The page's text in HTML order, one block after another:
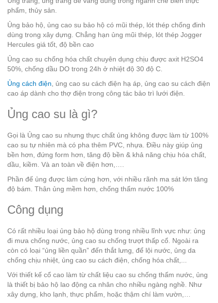
phẩm, thủy sản.
Ủng bảo hộ, ủng cao su bảo hộ có mũi thép, lót thép chống đinh
dùng trong xây dựng. Chẳng hạn ủng mũi thép, lót thép Jogger
Hercules giá tốt, độ bền cao
Ủng cao su chống hóa chất chuyên dụng chịu được axit H2SO4
50%, chống dầu DO trong 24h ở nhiệt độ 30 độ C.
Ủng cách điện , ủng cao su cách điện hạ áp, ủng cao su cách điện
cao áp dành cho thợ điện trong công tác bảo trì lưới điện.
Ủng cao su là gì?
Gọi là Ủng cao su nhưng thực chất ủng không được làm từ 100%
cao su tự nhiên mà có pha thêm PVC, nhựa. Điều này giúp ủng
bền hơn, đứng form hơn, tăng độ bền & khả năng chịu hóa chất,
dầu, kiềm. Và an toàn về điện hơn,….
Phần đế ủng được làm cứng hơn, với nhiều rãnh ma sát lớn tăng
độ bám. Thân ủng mềm hơn, chống thấm nước 100%
Công dụng
Có rất nhiều loại ủng bảo hộ dùng trong nhiều lĩnh vực như: ủng
đi mưa chống nước, ủng cao su chống trượt thấp cổ. Ngoài ra
còn có loại “ủng liền quần” đến thắt lưng, để lội nước, ủng da
chống chịu nhiệt, ủng cao su cách điện, chống hóa chất,...
Với thiết kế cổ cao làm từ chất liệu cao su chống thấm nước, ủng
là thiết bị bảo hộ lao động ca nhân cho nhiều ngàng nghề. Như
xây dựng, kho lạnh, thực phẩm, hoặc thậm chí làm vườn,…